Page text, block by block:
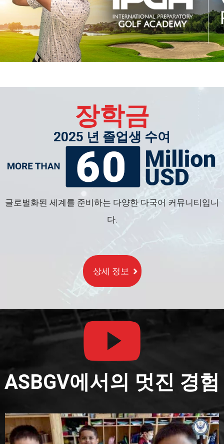
장학금
2025 년 졸업생 수여
글로벌화된 세계를 준비하는 다양한 다국어 커뮤니티입니
다.
상세 정보
ASBGV에서의 멋진 경험